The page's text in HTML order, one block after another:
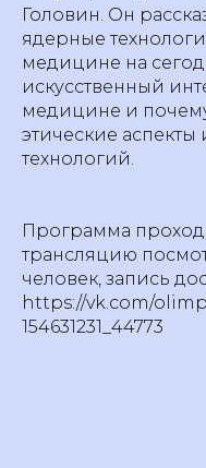
Головин. Он
ядерные
медицине на
искусственный
медицине и
‌этические
технологий.
Программа
трансляцию
человек, запись
https://vk.com/
154631231_44773